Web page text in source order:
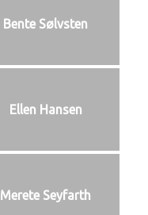
Bente Sølvsten
Ellen Hansen
Merete Seyfarth